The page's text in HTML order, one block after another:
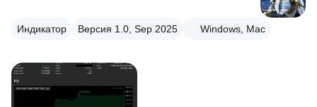
Индикатор Версия 1.0, Sep 2025 Windows, Mac